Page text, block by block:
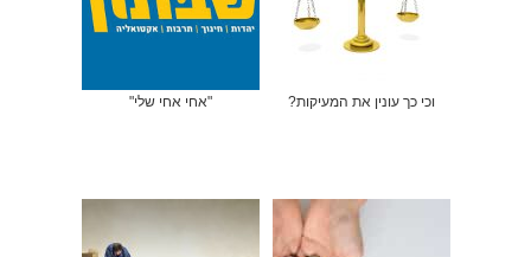
וכי כך עונין את המעיקות? "אחי אחי שלי"